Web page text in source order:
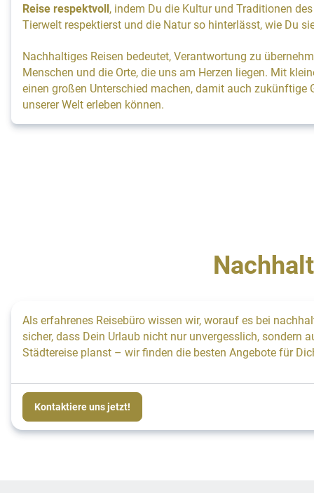
Reise respektvoll, indem Du die Kultur und Traditionen
Tierwelt respektierst und die Natur so hinterlässt, wie Du
Nachhaltiges Reisen bedeutet, Verantwortung zu
Menschen und die Orte, die uns am Herzen liegen. Mit
einen großen Unterschied machen, damit auch zukünftige
unserer Welt erleben können.
Als erfahrenes Reisebüro wissen wir, worauf es bei
sicher, dass Dein Urlaub nicht nur unvergesslich, sondern
Städtereise planst – wir finden die besten Angebote für
Kontaktiere uns jetzt!